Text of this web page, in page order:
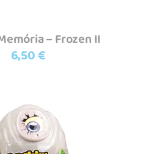
– Frozen II
6,50€